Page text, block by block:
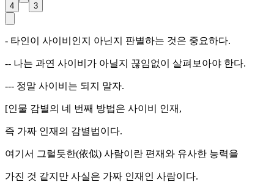
4 3
- 타인이 사이비인지 아닌지 판별하는 것은 중요하다.
-- 나는 과연 사이비가 아닐지 끊임없이 살펴보아야 한다.
--- 정말 사이비는 되지 말자.
[인물 감별의 네 번째 방법은 사이비 인재,
즉 가짜 인재의 감별법이다.
여기서 그럴듯한(依似) 사람이란 편재와 유사한 능력을
가진 것 같지만 사실은 가짜 인재인 사람이다.